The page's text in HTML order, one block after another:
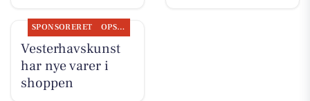
SPONSORERET OPSLAGSTAVLEN
Vesterhavskunst
har nye varer i
shoppen